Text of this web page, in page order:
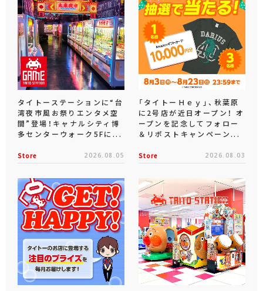
タイトーステーションに“台
湾夜市風お祭りエンタメ空
間”登場！キャナルシティ博
多センターウォーク5Fに...
Store 2026.08.05
「タイトーＨｅｙ」、秋葉原
に2号店が近日オープン！ オ
ープンを記念してフォロー
＆リポストキャンペーン...
Store 2026.08.03